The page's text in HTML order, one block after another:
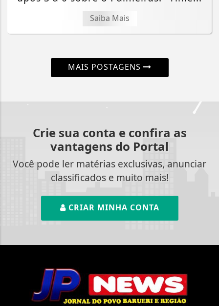
Saiba Mais
MAIS POSTAGENS
Crie sua conta e confira as
vantagens do Portal
Você pode ler matérias exclusivas, anunciar
classificados e muito mais!
CRIAR MINHA CONTA